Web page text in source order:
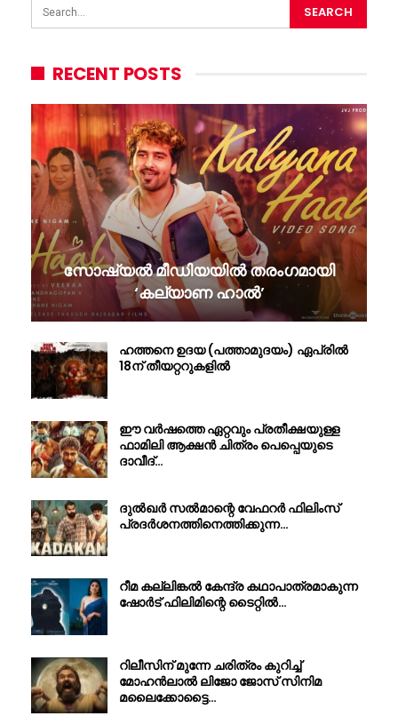
RECENT POSTS
സോഷ്യൽ മീഡിയയിൽ തരംഗമായി
‘കല്യാണ ഹാൽ’
ഹത്തനെ ഉദയ (പത്താമുദയം) ഏപ്രിൽ
18ന് തീയറ്ററുകളിൽ
ഈ വർഷത്തെ ഏറ്റവും പ്രതീക്ഷയുള്ള
ഫാമിലി ആക്ഷൻ ചിത്രം പെപ്പെയുടെ
ദാവീദ്…
ദുൽഖർ സൽമാന്റെ വേഫറർ ഫിലിംസ്
പ്രദർശനത്തിനെത്തിക്കുന്ന…
റീമ കല്ലിങ്കൽ കേന്ദ്ര കഥാപാത്രമാകുന്ന
ഷോർട് ഫിലിമിന്റെ ടൈറ്റിൽ…
റിലീസിന് മുന്നേ ചരിത്രം കുറിച്ച്
മോഹൻലാൽ ലിജോ ജോസ് സിനിമ
മലൈക്കോട്ടൈ…